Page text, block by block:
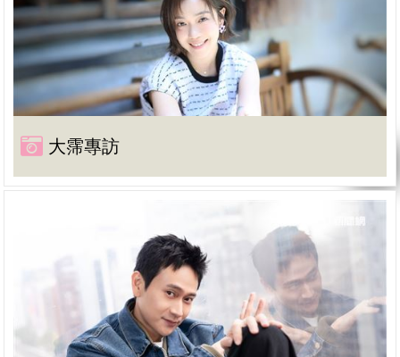
大霈專訪